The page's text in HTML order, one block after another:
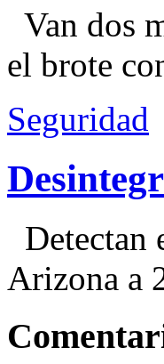
Van dos
el brote
Seguridad
Detectan
Arizona a